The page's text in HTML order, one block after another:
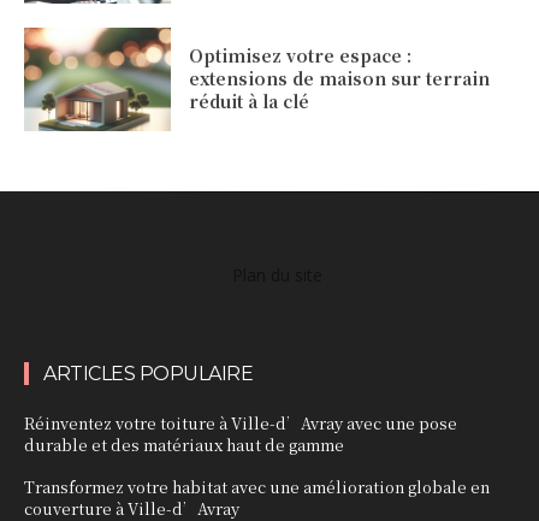
Optimisez votre espace :
extensions de maison sur terrain
réduit à la clé
ARTICLES POPULAIRE
Réinventez votre toiture à Ville-d’Avray avec une pose
durable et des matériaux haut de gamme
Transformez votre habitat avec une amélioration globale en
couverture à Ville-d’Avray